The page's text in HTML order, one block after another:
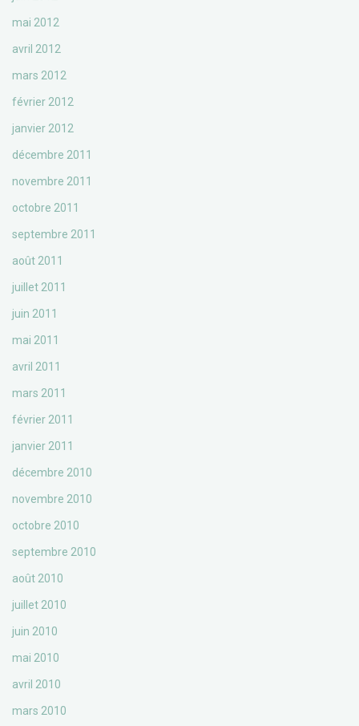
mai 2012
avril 2012
mars 2012
février 2012
janvier 2012
décembre 2011
novembre 2011
octobre 2011
septembre 2011
août 2011
juillet 2011
juin 2011
mai 2011
avril 2011
mars 2011
février 2011
janvier 2011
décembre 2010
novembre 2010
octobre 2010
septembre 2010
août 2010
juillet 2010
juin 2010
mai 2010
avril 2010
mars 2010